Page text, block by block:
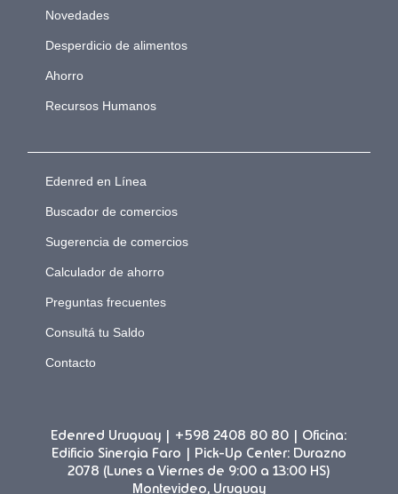
Novedades
Desperdicio de alimentos
Ahorro
Recursos Humanos
Edenred en Línea
Buscador de comercios
Sugerencia de comercios
Calculador de ahorro
Preguntas frecuentes
Consultá tu Saldo
Contacto
Edenred Uruguay | +598 2408 80 80 | Oficina:
Edificio Sinergia Faro | Pick-Up Center: Durazno
2078 (Lunes a Viernes de 9:00 a 13:00 HS)
Montevideo, Uruguay